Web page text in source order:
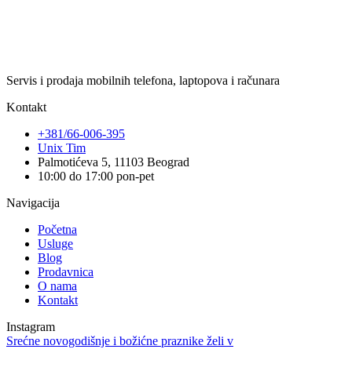
Servis i prodaja mobilnih telefona, laptopova i računara
Kontakt
+381/66-006-395
Unix Tim
Palmotićeva 5, 11103 Beograd
10:00 do 17:00 pon-pet
Navigacija
Početna
Usluge
Blog
Prodavnica
O nama
Kontakt
Instagram
Srećne novogodišnje i božićne praznike želi v